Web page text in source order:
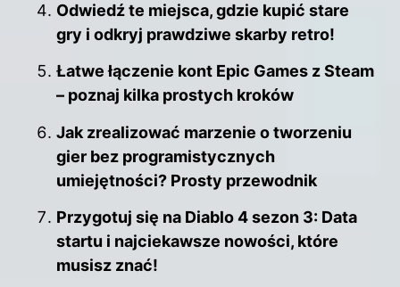
Odwiedź te miejsca, gdzie kupić stare
gry i odkryj prawdziwe skarby retro!
Łatwe łączenie kont Epic Games z Steam
– poznaj kilka prostych kroków
Jak zrealizować marzenie o tworzeniu
gier bez programistycznych
umiejętności? Prosty przewodnik
Przygotuj się na Diablo 4 sezon 3: Data
startu i najciekawsze nowości, które
musisz znać!